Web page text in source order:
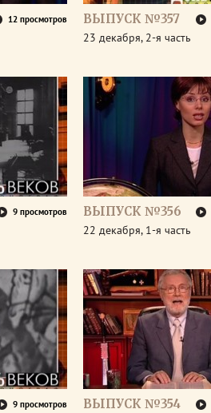
12 просмотров ВЫПУСК №357
23 декабря, 2-я часть
9 просмотров ВЫПУСК №356
22 декабря, 1-я часть
9 просмотров ВЫПУСК №354